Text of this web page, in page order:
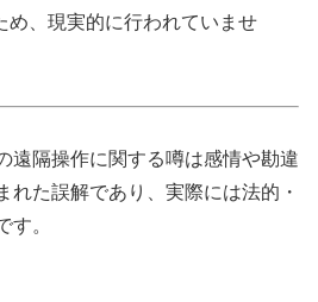
め、現実的に行われていませ
遠隔操作に関する噂は感情や勘違
れた誤解であり、実際には法的・
す。